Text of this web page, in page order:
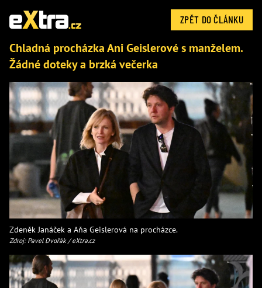
ZPĚT DO ČLÁNKU
Chladná procházka Ani Geislerové s manželem.
Žádné doteky a brzká večerka
Zdeněk Janáček a Aňa Geislerová na procházce.
Zdroj: Pavel Dvořák / eXtra.cz